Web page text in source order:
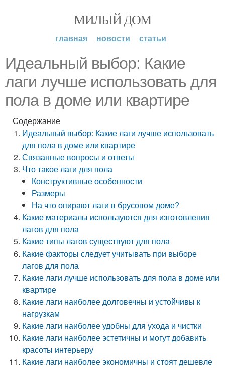
МИЛЫЙ ДОМ
главная новости статьи
Идеальный выбор: Какие
лаги лучше использовать для
пола в доме или квартире
Содержание
Идеальный выбор: Какие лаги лучше использовать
для пола в доме или квартире
Связанные вопросы и ответы
Что такое лаги для пола
Конструктивные особенности
Размеры
На что опирают лаги в брусовом доме?
Какие материалы используются для изготовления
лагов для пола
Какие типы лагов существуют для пола
Какие факторы следует учитывать при выборе
лагов для пола
Какие лаги лучше использовать для пола в доме или
квартире
Какие лаги наиболее долговечны и устойчивы к
нагрузкам
Какие лаги наиболее удобны для ухода и чистки
Какие лаги наиболее эстетичны и могут добавить
красоты интерьеру
Какие лаги наиболее экономичны и стоят дешевле